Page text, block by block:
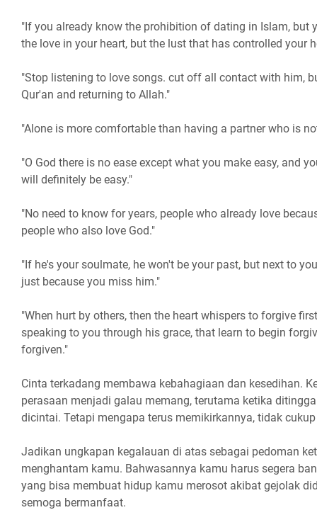
"If you already know the prohibition of dating in Islam, but
the love in your heart, but the lust that has controlled your
"Stop listening to love songs. cut off all contact with him,
Qur'an and returning to Allah."
"Alone is more comfortable than having a partner who is
"O God there is no ease except what you make easy, and
will definitely be easy."
"No need to know for years, people who already love
people who also love God."
"If he's your soulmate, he won't be your past, but next to
just because you miss him."
"When hurt by others, then the heart whispers to forgive
speaking to you through his grace, that learn to begin
forgiven."
Cinta terkadang membawa kebahagiaan dan kesedihan.
perasaan menjadi galau memang, terutama ketika
dicintai. Tetapi mengapa terus memikirkannya, tidak
Jadikan ungkapan kegalauan di atas sebagai pedoman
menghantam kamu. Bahwasannya kamu harus segera
yang bisa membuat hidup kamu merosot akibat gejolak
semoga bermanfaat.